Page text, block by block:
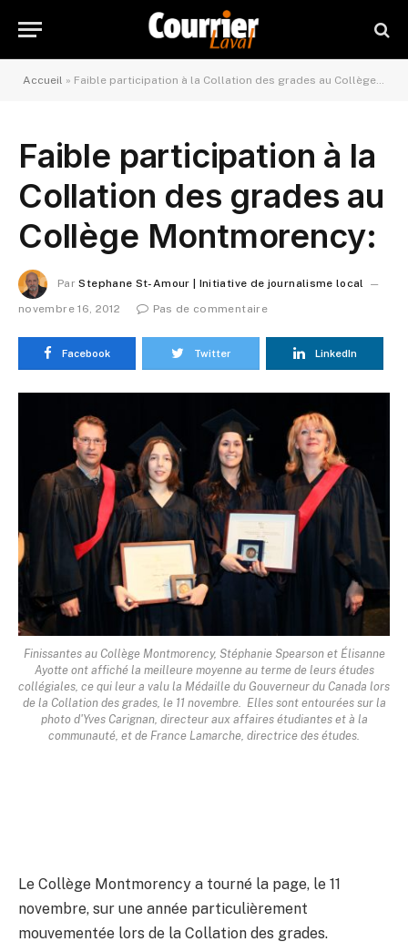
Accueil » Faible participation à la Collation des grades au Collège Montmorency:
Faible participation à la
Collation des grades au
Collège Montmorency:
Par Stephane St-Amour | Initiative de journalisme local
novembre 16, 2012
Pas de commentaire
Facebook Twitter LinkedIn
Finissantes au Collège Montmorency, Stéphanie Spearson et Élisanne
Ayotte ont affiché la meilleure moyenne au terme de leurs études
collégiales, ce qui leur a valu la Médaille du Gouverneur du Canada lors
de la Collation des grades, le 11 novembre. Elles sont entourées sur la
photo d'Yves Carignan, directeur aux affaires étudiantes et à la
communauté, et de France Lamarche, directrice des études.
Le Collège Montmorency a tourné la page, le 11
novembre, sur une année particulièrement
mouvementée lors de la Collation des grades.